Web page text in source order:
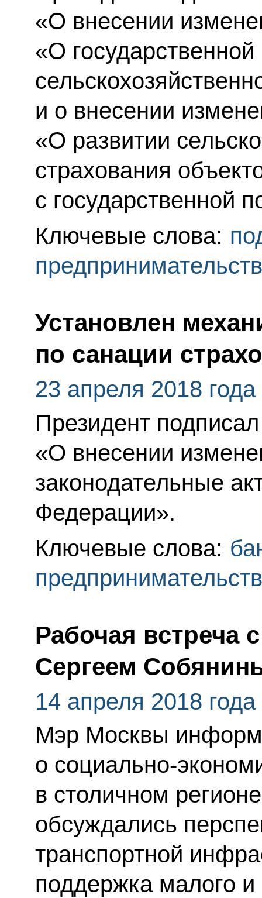
«О внесении
«О
и о внесении
«О развитии
страхования
с государственной
Ключевые слова:
Установлен
по санации
23 апреля 2018 года
Президент
«О внесении
законодательные
Федерации».
Ключевые слова:
Рабочая встреча
Сергеем
14 апреля 2018 года
Мэр Москвы
о социально-
в столичном
обсуждались
транспортной
поддержка малого и